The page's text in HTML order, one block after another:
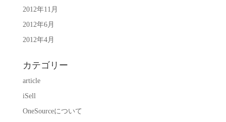
2012年11月
2012年6月
2012年4月
カテゴリー
article
iSell
OneSourceについて